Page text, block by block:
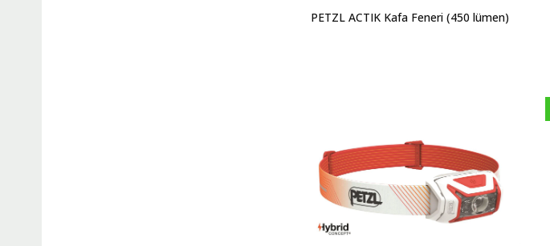
PETZL ACTIK Kafa Feneri (450 lümen)